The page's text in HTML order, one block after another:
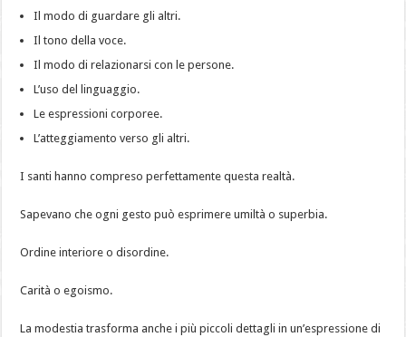
Il modo di guardare gli altri.
Il tono della voce.
Il modo di relazionarsi con le persone.
L’uso del linguaggio.
Le espressioni corporee.
L’atteggiamento verso gli altri.
I santi hanno compreso perfettamente questa realtà.
Sapevano che ogni gesto può esprimere umiltà o superbia.
Ordine interiore o disordine.
Carità o egoismo.
La modestia trasforma anche i più piccoli dettagli in un’espressione di